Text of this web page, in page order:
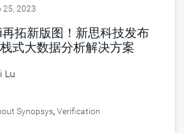
25, 2023
再拓新版图！新思科技发布
式大数据分析解决方案
Lu
Synopsys,Verification